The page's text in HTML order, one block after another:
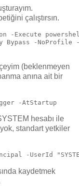
çalıştırsın.
-Execute
Bypass -NoProfile
(beklenmeyen
anına ait bir
-AtStartup
hesabı ile
standart yetkiler
-UserId
kaydetmek